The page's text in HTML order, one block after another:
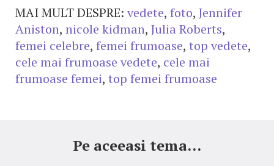
MAI MULT DESPRE: vedete, foto, Jennifer
Aniston, nicole kidman, Julia Roberts,
femei celebre, femei frumoase, top vedete,
cele mai frumoase vedete, cele mai
frumoase femei, top femei frumoase
Pe aceeasi tema...